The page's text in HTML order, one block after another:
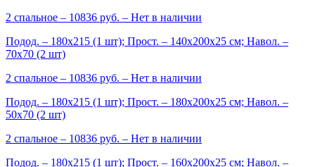
2 спальное – 10836 руб. – Нет в наличии
Подод. – 180х215 (1 шт); Прост. – 140х200х25 см; Навол. –
70х70 (2 шт)
2 спальное – 10836 руб. – Нет в наличии
Подод. – 180х215 (1 шт); Прост. – 180х200х25 см; Навол. –
50х70 (2 шт)
2 спальное – 10836 руб. – Нет в наличии
Подод. – 180х215 (1 шт); Прост. – 160х200х25 см; Навол. –